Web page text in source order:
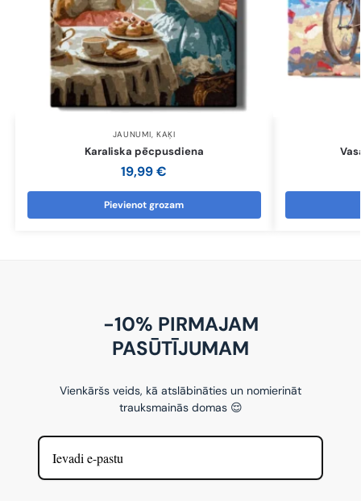
JAUNUMI, KAĶI
Karaliska pēcpusdiena
19,99€
Pievienot grozam
-10% PIRMAJAM
PASŪTĪJUMAM
Vienkāršs veids, kā atslābināties un nomierināt
trauksmainās domas 😌